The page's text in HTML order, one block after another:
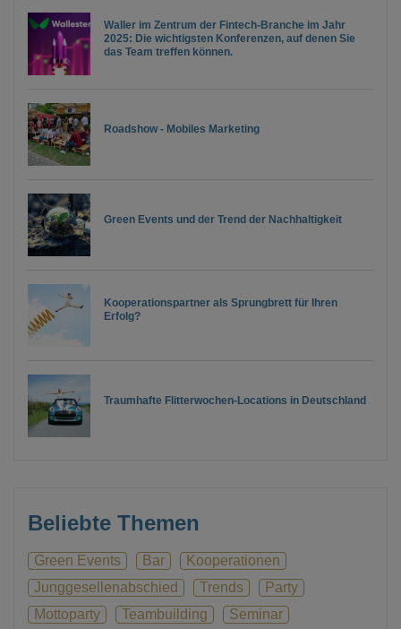
Waller im Zentrum der Fintech-Branche im Jahr
2025: Die wichtigsten Konferenzen, auf denen Sie
das Team treffen können.
Roadshow - Mobiles Marketing
Green Events und der Trend der Nachhaltigkeit
Kooperationspartner als Sprungbrett für Ihren
Erfolg?
Traumhafte Flitterwochen-Locations in Deutschland
Beliebte Themen
Green Events Bar
Kooperationen
Junggesellenabschied
Trends
Party
Mottoparty
Teambuilding
Seminar